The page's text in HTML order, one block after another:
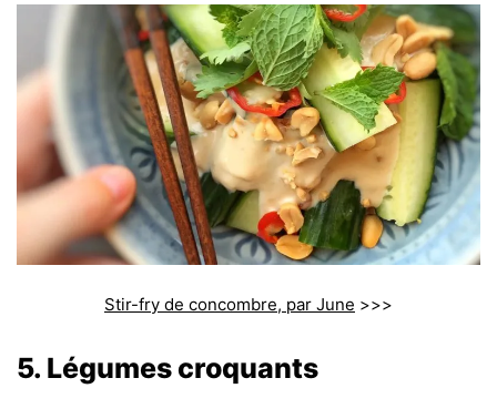
Stir-fry de concombre, par June >>>
5. Légumes croquants